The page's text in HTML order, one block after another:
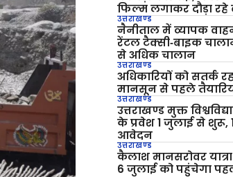
फिल्म लगाकर दौड़ा रहे
उत्तराखण्ड
नैनीताल में व्यापक
रेंटल टैक्सी‑बाइक
से अधिक चालान
उत्तराखण्ड
अधिकारियों को सतर्क
मानसून से पहले
उत्तराखण्ड
उत्तराखण्ड मुक्त
के प्रवेश 1 जुलाई से शुरू,
आवेदन
उत्तराखण्ड
कैलाश मानसरोवर
6 जुलाई को पहुंचेगा